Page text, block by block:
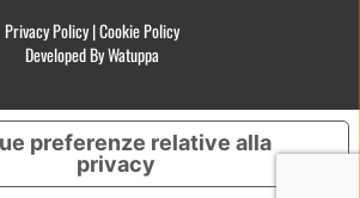
Privacy Policy|Cookie Policy
Developed By Watuppa
preferenze relative alla
privacy